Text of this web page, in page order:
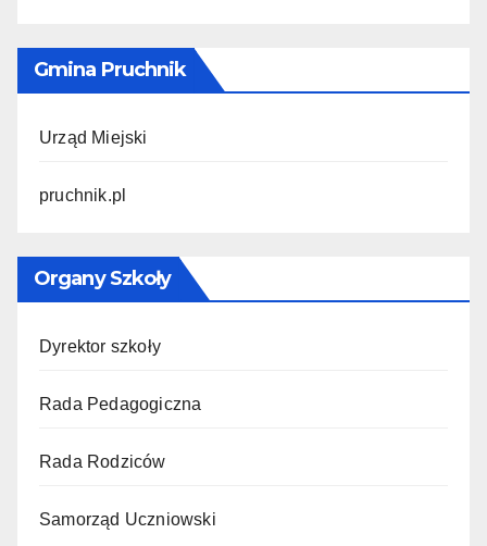
Gmina Pruchnik
Urząd Miejski
pruchnik.pl
Organy Szkoły
Dyrektor szkoły
Rada Pedagogiczna
Rada Rodziców
Samorząd Uczniowski